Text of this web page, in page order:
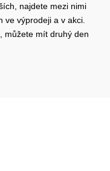
najdete mezi nimi
ve výprodeji a v akci.
můžete mít druhý den